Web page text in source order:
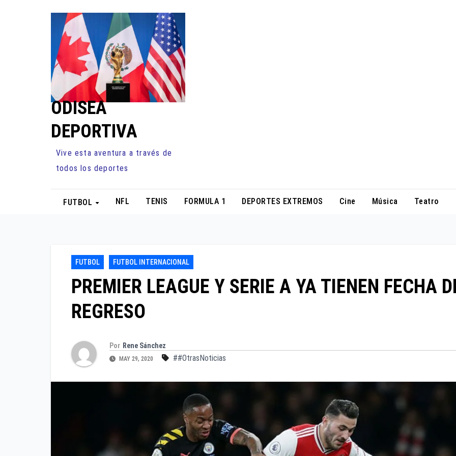
ODISEA
DEPORTIVA
Vive esta aventura a través de
todos los deportes
FUTBOL NFL TENIS FORMULA 1 DEPORTES EXTREMOS Cine Música Teatro
FUTBOL FUTBOL INTERNACIONAL
PREMIER LEAGUE Y SERIE A YA TIENEN FECHA
REGRESO
Por Rene Sánchez
MAY 29, 2020 ##OtrasNoticias